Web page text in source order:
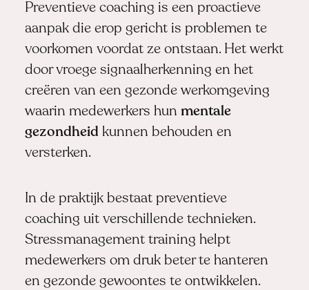
Preventieve coaching is een proactieve
aanpak die erop gericht is problemen te
voorkomen voordat ze ontstaan. Het werkt
door vroege signaalherkenning en het
creëren van een gezonde werkomgeving
waarin medewerkers hun mentale
gezondheid kunnen behouden en
versterken.
In de praktijk bestaat preventieve
coaching uit verschillende technieken.
Stressmanagement training helpt
medewerkers om druk beter te hanteren
en gezonde gewoontes te ontwikkelen.